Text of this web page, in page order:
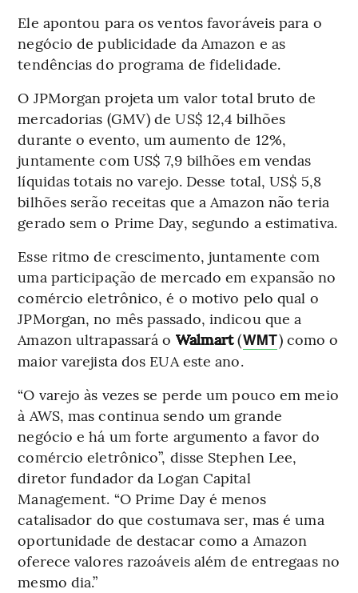
Ele apontou para os ventos favoráveis para o
negócio de publicidade da Amazon e as
tendências do programa de fidelidade.
O JPMorgan projeta um valor total bruto de
mercadorias (GMV) de US$ 12,4 bilhões
durante o evento, um aumento de 12%,
juntamente com US$ 7,9 bilhões em vendas
líquidas totais no varejo. Desse total, US$ 5,8
bilhões serão receitas que a Amazon não teria
gerado sem o Prime Day, segundo a estimativa.
Esse ritmo de crescimento, juntamente com
uma participação de mercado em expansão no
comércio eletrônico, é o motivo pelo qual o
JPMorgan, no mês passado, indicou que a
Amazon ultrapassará o Walmart(WMT) como o
maior varejista dos EUA este ano.
“O varejo às vezes se perde um pouco em meio
à AWS, mas continua sendo um grande
negócio e há um forte argumento a favor do
comércio eletrônico”, disse Stephen Lee,
diretor fundador da Logan Capital
Management. “O Prime Day é menos
catalisador do que costumava ser, mas é uma
oportunidade de destacar como a Amazon
oferece valores razoáveis além de entregaas no
mesmo dia.”